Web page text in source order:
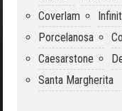
Coverlam
Porcelanosa
Caesarstone
Santa Margherita